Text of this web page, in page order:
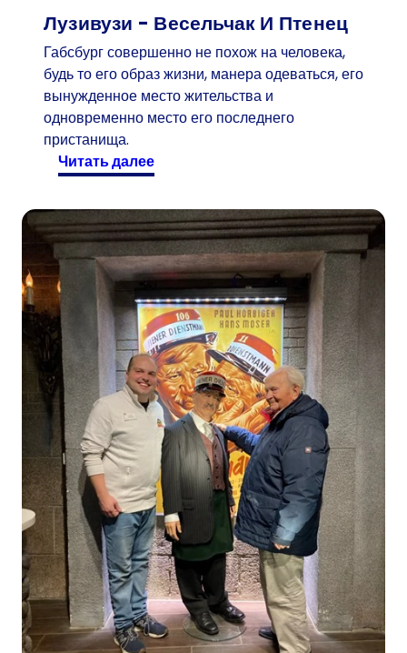
Лузивузи - Весельчак И Птенец
Габсбург совершенно не похож на человека,
будь то его образ жизни, манера одеваться, его
вынужденное место жительства и
одновременно место его последнего
пристанища.
читать далее:
Л
у
з
и
в
у
з
и
-
в
е
с
е
л
ь
ч
а
к
и
п
т
е